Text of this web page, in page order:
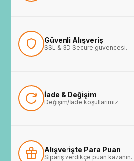
Güvenli Alışveriş
SSL & 3D Secure güvencesi.
İade & Değişim
Değişim/İade koşullarımız.
Alışverişte Para Puan
Sipariş verdikçe puan kazanın.